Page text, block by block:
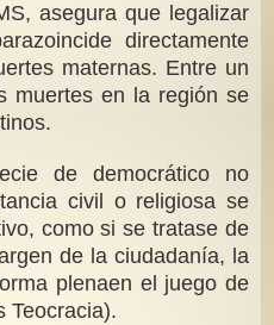
asegura que legalizar
directamente
maternas. Entre un
muertes en la región se
de democrático no
civil o religiosa se
como si se tratase de
de la ciudadanía, la
plenaen el juego de
Teocracia).